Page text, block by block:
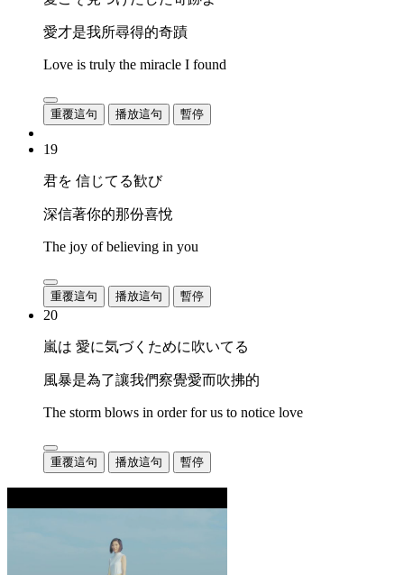
愛才是我所尋得的奇蹟
Love is truly the miracle I found
重覆這句 播放這句 暫停
19
君を 信じてる歓び
深信著你的那份喜悅
The joy of believing in you
重覆這句 播放這句 暫停
20
嵐は 愛に気づくために吹いてる
風暴是為了讓我們察覺愛而吹拂的
The storm blows in order for us to notice love
重覆這句 播放這句 暫停